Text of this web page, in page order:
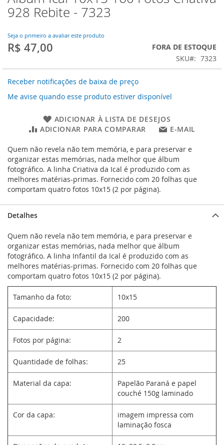
para
o
da
Galeria
928 Rebite - 7323
Seja o primeiro a avaliar este produto
R$ 47,00
FORA DE ESTOQUE
SKU
7323
Receber notificações de baixa de preço
Me avise quando esse produto estiver disponível
ADICIONAR À LISTA DE DESEJOS
ADICIONAR PARA COMPARAR
E-MAIL
Quem não revela não tem memória, e para preservar e
organizar estas memórias, nada melhor que álbum
fotográfico. A linha Criativa da Ical é produzido com as
melhores matérias-primas. Fornecido com 20 folhas que
comportam quatro fotos 10x15 (2 por página).
Detalhes
Quem não revela não tem memória, e para preservar e
organizar estas memórias, nada melhor que álbum
fotográfico. A linha Infantil da Ical é produzido com as
melhores matérias-primas. Fornecido com 20 folhas que
comportam quatro fotos 10x15 (2 por página).
Tamanho da foto: 10x15
Capacidade: 200
Fotos por página: 2
Quantidade de folhas: 25
Material da capa:
Papelão Paraná e papel
couché 150g laminado
Cor da capa:
imagem impressa com
laminação fosca